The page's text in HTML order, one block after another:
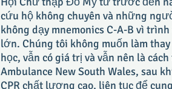
cứu hộ không chuyên và những
không dạy mnemonics C-A-B vì
lớn. Chúng tôi không muốn làm
học, vẫn có giá trị và vẫn nên là
Ambulance New South Wales, sau
CPR chất lượng cao, liên tục để